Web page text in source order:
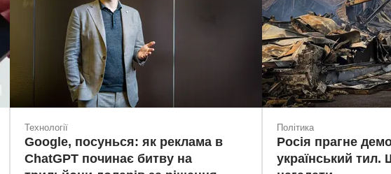
Технології
Google, посунься: як реклама в
ChatGPT починає битву на
Політика
Росія прагне
український тил.